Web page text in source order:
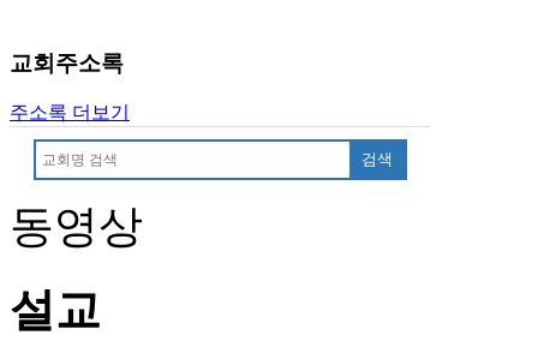
절
리
스
신
제
휴
교회주소록
주소록 더보기
검색
동영상
설교